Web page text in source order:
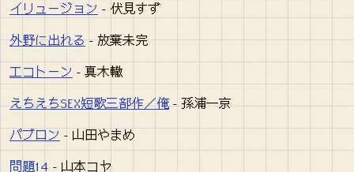
イリュージョン - 伏見すず
外野に出れる- 放棄未完
エコトーン - 真木轍
えちえちSEX短歌三部作／俺- 孫浦一京
パブロン - 山田やまめ
問題14 - 山本コヤ